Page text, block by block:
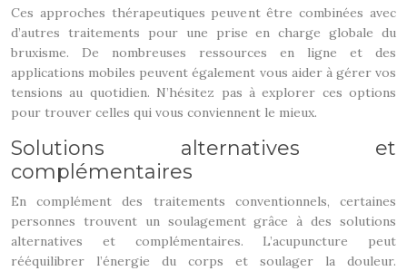
Ces approches thérapeutiques peuvent être combinées avec
d’autres traitements pour une prise en charge globale du
bruxisme. De nombreuses ressources en ligne et des
applications mobiles peuvent également vous aider à gérer vos
tensions au quotidien. N’hésitez pas à explorer ces options
pour trouver celles qui vous conviennent le mieux.
Solutions alternatives et
complémentaires
En complément des traitements conventionnels, certaines
personnes trouvent un soulagement grâce à des solutions
alternatives et complémentaires. L’acupuncture peut
rééquilibrer l’énergie du corps et soulager la douleur.